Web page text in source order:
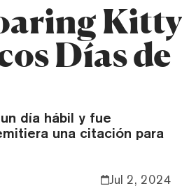
Kitty
Días de
día hábil y fue
una citación para
Jul 2, 2024